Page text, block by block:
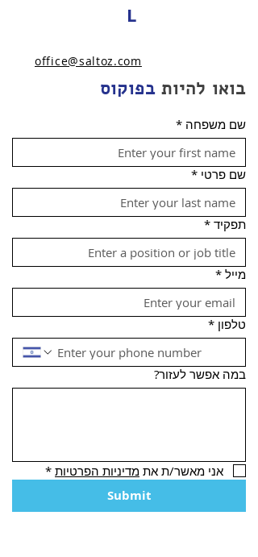
L
office@saltoz.com
בואו להיות בפוקוס
שם משפחה *
שם פרטי *
תפקיד *
מייל *
טלפון *
במה אפשר לעזור?
אני מאשר/ת את מדיניות הפרטיות *
Submit